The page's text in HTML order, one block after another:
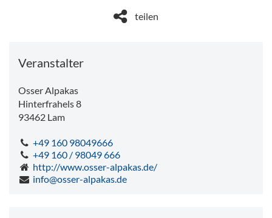
teilen
Veranstalter
Osser Alpakas
Hinterfrahels 8
93462 Lam
+49 160 98049666
+49 160 / 98049 666
http://www.osser-alpakas.de/
info@osser-alpakas.de